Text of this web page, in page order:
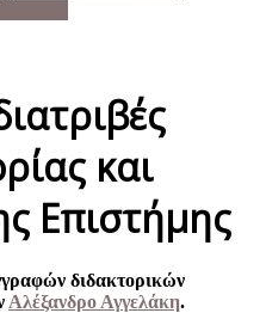
και
Επιστήμης
διδακτορικών
Αλέξανδρο Αγγελάκη.